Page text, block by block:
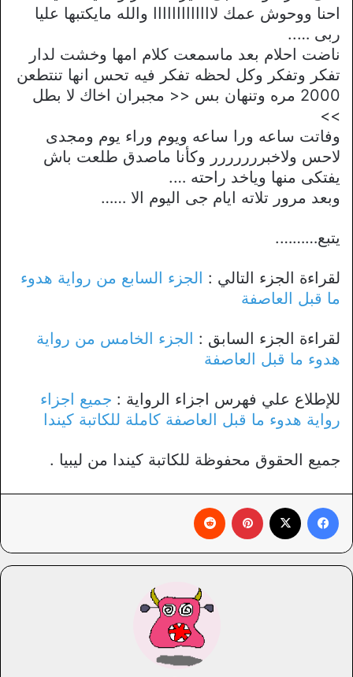
احنا ووحوش عمك لااااااااااااا والله مايكتبها عليا
ربى …..
ناضت احلام بعد ماسمعت كلام امها وخشت لدار
تفكر وتفكر وكل لحظه تفكر فيه تحس انها تنتطعن
2000 مره وتنهان بس << مجبران اخاك لا بطل
>>
وفاتت ساعه ورا ساعه ويوم وراء يوم ومجدى
لاحس ولاخبررررررر وكأنا ماصدق طلعت باش
يفتكى منها وياخد راحته ….
وبعد مرور تلاته ايام جى اليوم الا ……
يتبع……….
لقراءة الجزء التالي : الجزء السابع من رواية هدوء
ما قبل العاصفة
لقراءة الجزء السابق : الجزء الخامس من رواية
هدوء ما قبل العاصفة
للإطلاع علي فهرس اجزاء الرواية : جميع اجزاء
رواية هدوء ما قبل العاصفة كاملة للكاتبة كيندا
جميع الحقوق محفوظة للكاتبة كيندا من ليبيا .